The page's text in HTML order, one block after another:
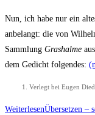
Nun, ich habe nur ein
anbe­langt: die von
Samm­lung Gras­hal­me
dem Gedicht fol­gen­des:
Ver­legt bei Eugen
WeiterlesenÜber­set­zen –